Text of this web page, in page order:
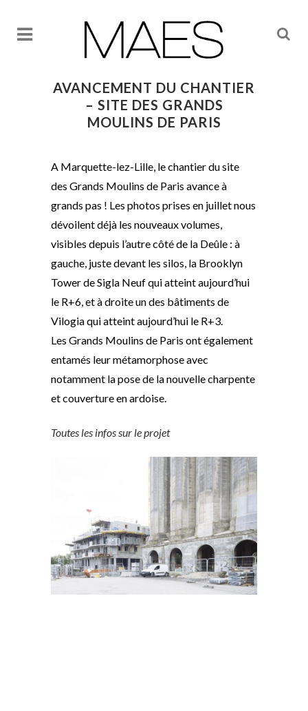
AVANCEMENT DU CHANTIER
– SITE DES GRANDS
MOULINS DE PARIS
A Marquette-lez-Lille, le chantier du site
des Grands Moulins de Paris avance à
grands pas ! Les photos prises en juillet nous
dévoilent déjà les nouveaux volumes,
visibles depuis l’autre côté de la Deûle : à
gauche, juste devant les silos, la Brooklyn
Tower de Sigla Neuf qui atteint aujourd’hui
le R+6, et à droite un des bâtiments de
Vilogia qui atteint aujourd’hui le R+3.
Les Grands Moulins de Paris ont également
entamés leur métamorphose avec
notamment la pose de la nouvelle charpente
et couverture en ardoise.
Toutes les infos sur le projet